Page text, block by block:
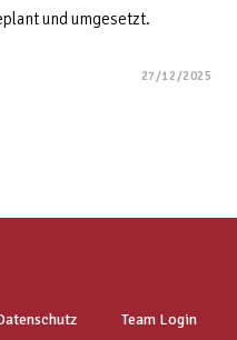
und umgesetzt.
27/12/2025
Team Login